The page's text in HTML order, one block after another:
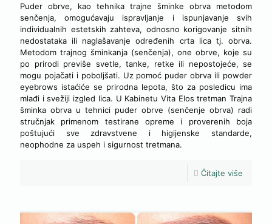
Puder obrve, kao tehnika trajne šminke obrva metodom
senčenja, omogućavaju ispravljanje i ispunjavanje svih
individualnih estetskih zahteva, odnosno korigovanje sitnih
nedostataka ili naglašavanje određenih crta lica tj. obrva.
Metodom trajnog šminkanja (senčenja), one obrve, koje su
po prirodi previše svetle, tanke, retke ili nepostojeće, se
mogu pojačati i poboljšati. Uz pomoć puder obrva ili powder
eyebrows istaćiće se prirodna lepota, što za posledicu ima
mlađi i svežiji izgled lica. U Kabinetu Vita Elos tretman Trajna
šminka obrva u tehnici puder obrve (senčenje obrva) radi
stručnjak primenom testirane opreme i proverenih boja
poštujući sve zdravstvene i higijenske standarde,
neophodne za uspeh i sigurnost tretmana.
Čitajte više